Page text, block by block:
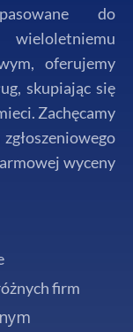
do
wieloletniemu
oferujemy
skupiając się
Zachęcamy
wyceny
firm